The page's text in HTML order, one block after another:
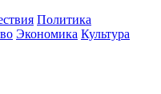
Политика
Экономика Культура